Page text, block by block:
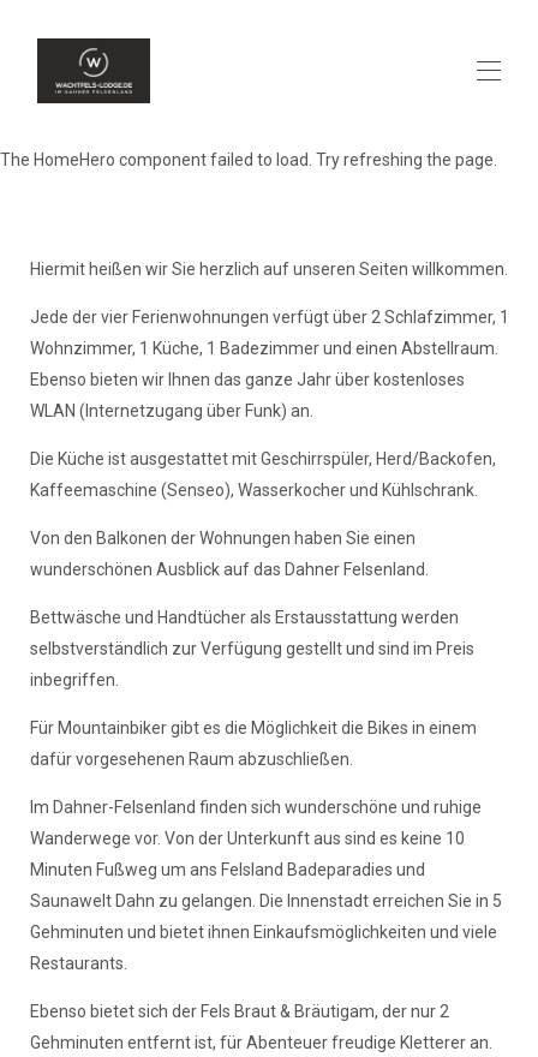
Lage
Fotos
Bewertungen
The HomeHero component failed to load. Try refreshing the page.
Hiermit heißen wir Sie herzlich auf unseren Seiten willkommen.
Jede der vier Ferienwohnungen verfügt über 2 Schlafzimmer, 1
Wohnzimmer, 1 Küche, 1 Badezimmer und einen Abstellraum.
Ebenso bieten wir Ihnen das ganze Jahr über kostenloses
WLAN (Internetzugang über Funk) an.
Die Küche ist ausgestattet mit Geschirrspüler, Herd/Backofen,
Kaffeemaschine (Senseo), Wasserkocher und Kühlschrank.
Von den Balkonen der Wohnungen haben Sie einen
wunderschönen Ausblick auf das Dahner Felsenland.
Bettwäsche und Handtücher als Erstausstattung werden
selbstverständlich zur Verfügung gestellt und sind im Preis
inbegriffen.
Für Mountainbiker gibt es die Möglichkeit die Bikes in einem
dafür vorgesehenen Raum abzuschließen.
Im Dahner-Felsenland finden sich wunderschöne und ruhige
Wanderwege vor. Von der Unterkunft aus sind es keine 10
Minuten Fußweg um ans Felsland Badeparadies und
Saunawelt Dahn zu gelangen. Die Innenstadt erreichen Sie in 5
Gehminuten und bietet ihnen Einkaufsmöglichkeiten und viele
Restaurants.
Ebenso bietet sich der Fels Braut & Bräutigam, der nur 2
Gehminuten entfernt ist, für Abenteuer freudige Kletterer an.